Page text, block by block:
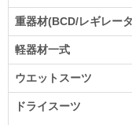
重器材(BCD/レギレー
軽器材一式
ウエットスーツ
ドライスーツ